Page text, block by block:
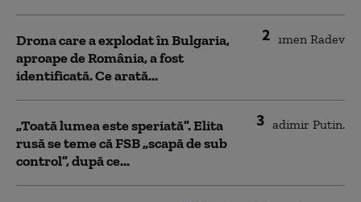
2
Drona care a explodat în Bulgaria,
aproape de România, a fost
identificată. Ce arată...
3
„Toată lumea este speriată”. Elita
rusă se teme că FSB „scapă de sub
control”, după ce...